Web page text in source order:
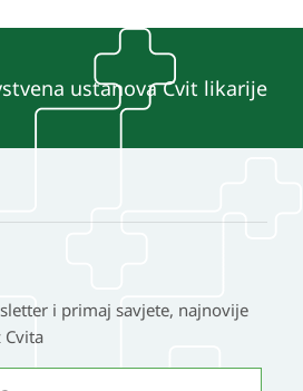
ustanova Cvit likarije
i primaj savjete, najnovije